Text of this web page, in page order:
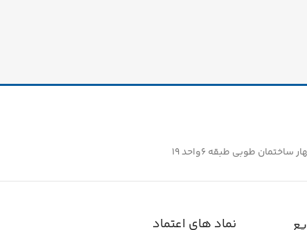
طوبی طبقه ۶واحد ۱۹
نماد های اعتماد